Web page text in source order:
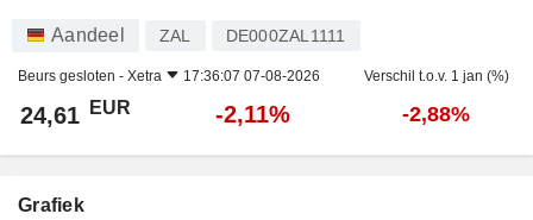
Aandeel ZAL DE000ZAL1111
Beurs gesloten - Xetra 17:36:07 07-08-2026 Verschil t.o.v. 1 jan (%)
24,61 EUR -2,11% -2,88%
Grafiek